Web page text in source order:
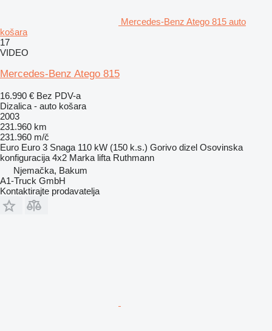
Mercedes-Benz Atego 815 auto
košara
17
VIDEO
Mercedes-Benz Atego 815
16.990 € Bez PDV-a
Dizalica - auto košara
2003
231.960 km
231.960 m/č
Euro Euro 3 Snaga 110 kW (150 k.s.) Gorivo dizel Osovinska
konfiguracija 4x2 Marka lifta Ruthmann
Njemačka, Bakum
A1-Truck GmbH
Kontaktirajte prodavatelja